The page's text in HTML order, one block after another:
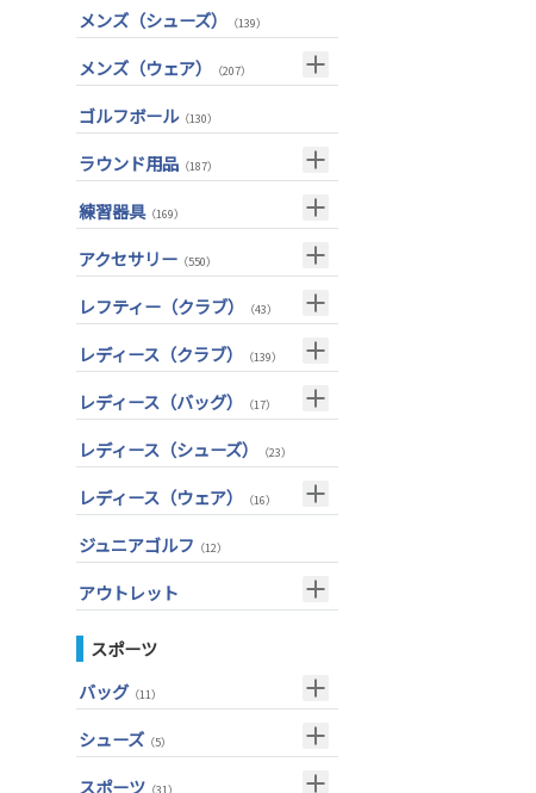
フェアウェイウッド(右用)
ユーティリティー(右用)（89）
アイアンセット(右用)
アイアン単品(右用)
ウェッジ(右用)
チッパー(右用)（13）
USモデル（59）
カスタム
キャディバッグ（212）
トートバッグ
カートバッグ（85）
クラブケース（33）
メンズ（シューズ） （139）
メンズ（ウェア） （207）
トップス（55）
アウター
インナー（17）
レインウェア（11）
ソックス （25）
グローブ （45）
ゴルフボール（130）
ラウンド用品 （187）
GPSナビ
ティー
ボールケース（3）
マーカー （35）
グリーンフォーク（4）
ネームプレート （6）
練習器具（169）
パターマット
アクセサリー （550）
ヘッドカバー （213）
トラベルケース
ポーチ（12）
帽子 （72）
ベルト（33）
サングラス（73）
その他（42）
シャフト
グリップ
レフティー（クラブ） （43）
クラブセット(左用)
フェアウェイウッド(左用)
ユーティリティー(左用)（3）
アイアンセット(左用) （6）
アイアン単品(左用)
ウェッジ(左用)
USモデル
レディース（クラブ） （139）
クラブセット(女性用)
フェアウェイウッド(女性用)
ユーティリティー(女性用)（24）
アイアンセット(女性用)
アイアン単品(女性用)
チッパー(女性用)（2）
USモデル
レディース（バッグ） （17）
キャディバッグ （12）
レディース（シューズ） （23）
レディース（ウェア） （16）
トップス（5）
グローブ
その他（2）
ジュニアゴルフ （12）
アウトレット
フェアウェイウッド
ユーティリティー
アイアンセット
スポーツ
バッグ （11）
メンズ
シューズ （5）
アクセサリー
スポーツ